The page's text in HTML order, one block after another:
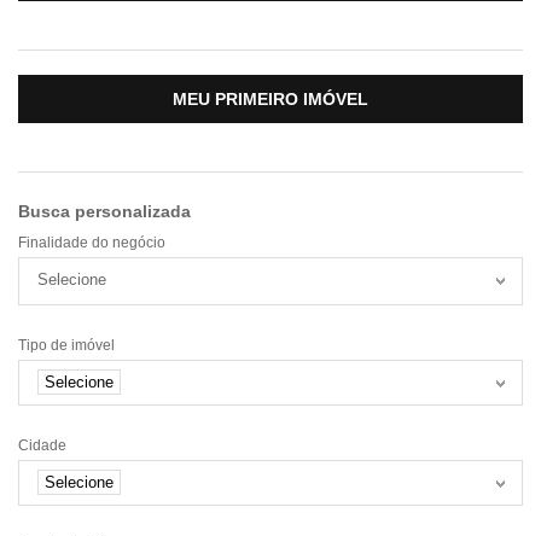
MEU PRIMEIRO IMÓVEL
Busca personalizada
Finalidade do negócio
Selecione
Tipo de imóvel
Selecione
Cidade
Selecione